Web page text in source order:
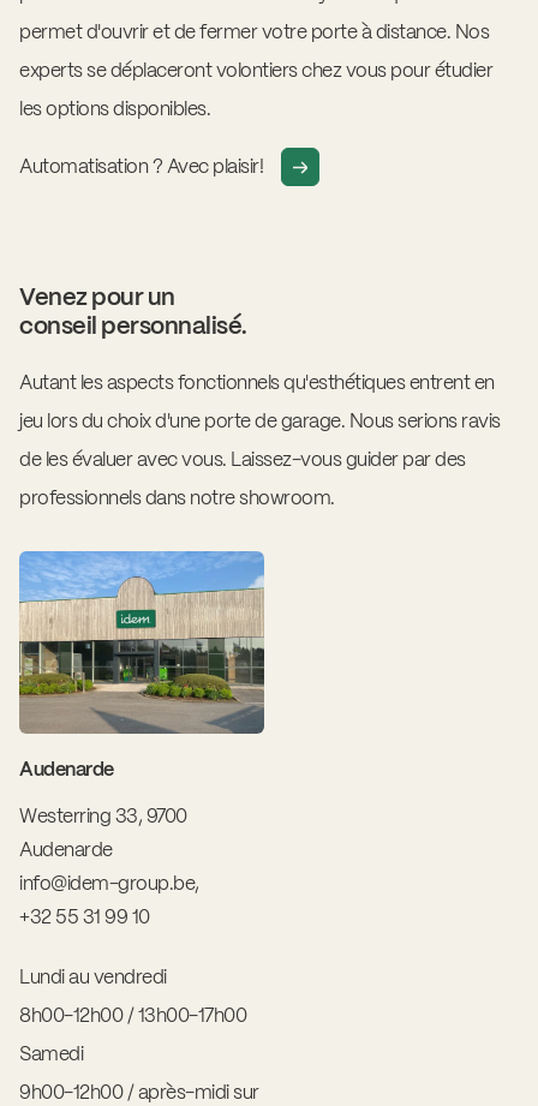
permet d'ouvrir et de fermer votre porte à distance. Nos
experts se déplaceront volontiers chez vous pour étudier
les options disponibles.
Automatisation ? Avec plaisir!
Venez pour un
conseil personnalisé.
Autant les aspects fonctionnels qu'esthétiques entrent en
jeu lors du choix d'une porte de garage. Nous serions ravis
de les évaluer avec vous. Laissez-vous guider par des
professionnels dans notre showroom.
Audenarde
Westerring 33, 9700
Audenarde
info@idem-group.be,
+32 55 31 99 10
Lundi au vendredi
8h00-12h00 / 13h00-17h00
Samedi
9h00-12h00 / après-midi sur